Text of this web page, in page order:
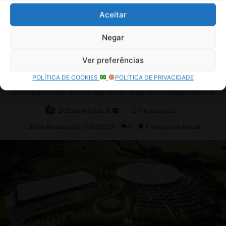
Aceitar
Negar
Ver preferências
POLÍTICA DE COOKIES POLÍTICA DE PRIVACIDADE